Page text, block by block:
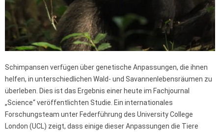
Schimpansen verfügen über genetische Anpassungen, die ihnen
helfen, in unterschiedlichen Wald- und Savannenlebensräumen zu
überleben. Dies ist das Ergebnis einer heute im Fachjournal
„Science“ veröffentlichten Studie. Ein internationales
Forschungsteam unter Federführung des University College
London (UCL) zeigt, dass einige dieser Anpassungen die Tiere